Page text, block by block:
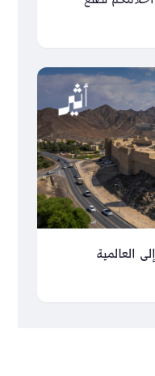
العالمية